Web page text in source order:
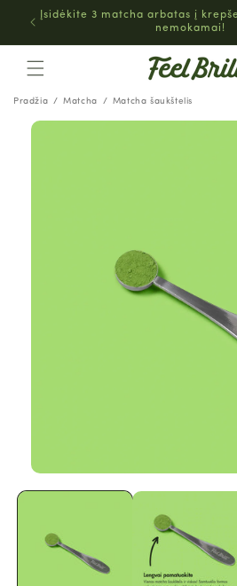
EITI Į
TURINĮ
Įsidėkite 3 matcha arbatas į
nemokamai!
Pradžia Matcha Matcha šaukštelis
PEREITI PRIE